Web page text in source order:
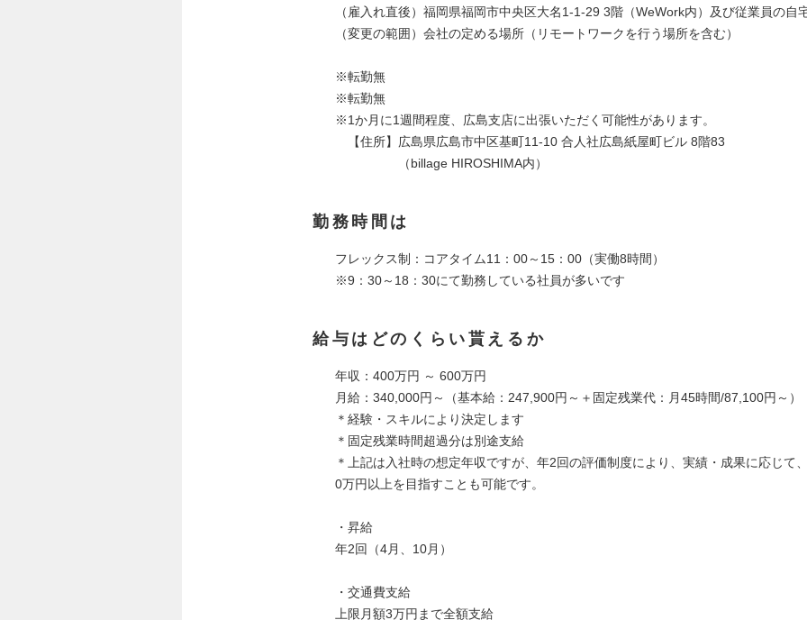
（雇入れ直後）福岡県福岡市中央区大名1-1-29 3階（WeWork内）及び従業員の自
（変更の範囲）会社の定める場所（リモートワークを行う場所を含む）
※転勤無
※転勤無
※1か月に1週間程度、広島支店に出張いただく可能性があります。
【住所】広島県広島市中区基町11-10 合人社広島紙屋町ビル 8階83
（billage HIROSHIMA内）
勤務時間は
フレックス制：コアタイム11：00～15：00（実働8時間）
※9：30～18：30にて勤務している社員が多いです
給与はどのくらい貰えるか
年収：400万円 ～ 600万円
月給：340,000円～（基本給：247,900円～＋固定残業代：月45時間/87,100円～）
＊経験・スキルにより決定します
＊固定残業時間超過分は別途支給
＊上記は入社時の想定年収ですが、年2回の評価制度により、実績・成果に応じて
0万円以上を目指すことも可能です。
・昇給
年2回（4月、10月）
・交通費支給
上限月額3万円まで全額支給